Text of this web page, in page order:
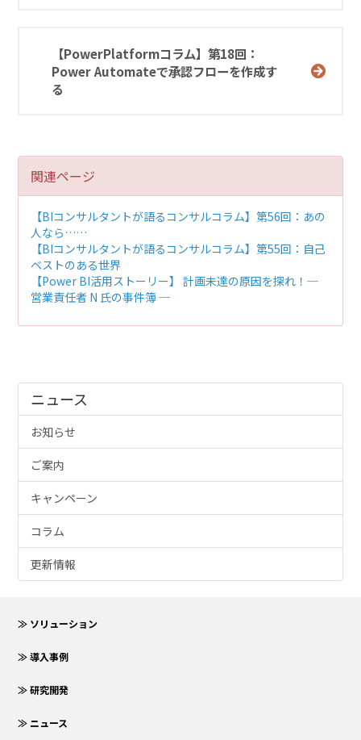
【PowerPlatformコラム】第18回：
Power Automateで承認フローを作成す
る
関連ページ
【BIコンサルタントが語るコンサルコラム】第56回：あの
人なら……
【BIコンサルタントが語るコンサルコラム】第55回：自己
ベストのある世界
【Power BI活用ストーリー】 計画未達の原因を探れ！─
営業責任者 N 氏の事件簿 ─
ニュース
お知らせ
ご案内
キャンペーン
コラム
更新情報
≫ ソリューション
≫ 導入事例
≫ 研究開発
≫ ニュース